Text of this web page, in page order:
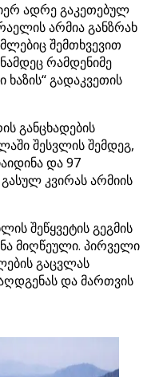
ადრე გაკეთებულ
არმია განზრახ
შემთხვევით
რამდენიმე
გადაკვეთის
განცხადების
შესვლის შემდეგ,
და 97
კვირას არმიის
შეწყვეტის გეგმის
მიღწეული. პირველი
გაცვლას
და მართვის